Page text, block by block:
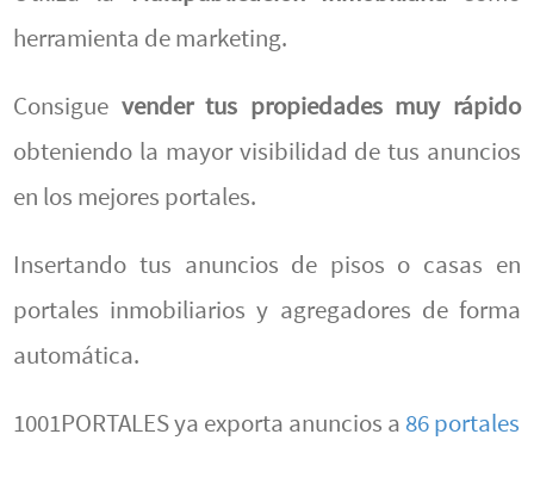
herramienta de marketing.
Consigue vender tus propiedades muy rápido
obteniendo la mayor visibilidad de tus anuncios
en los mejores portales.
Insertando tus anuncios de pisos o casas en
portales inmobiliarios y agregadores de forma
automática.
1001PORTALES ya exporta anuncios a 86 portales